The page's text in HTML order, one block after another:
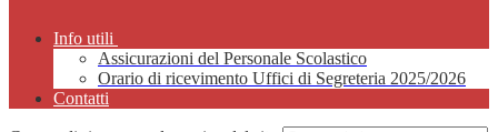
Info utili
Assicurazioni del Personale Scolastico
Orario di ricevimento Uffici di Segreteria 2025/2026
Contatti